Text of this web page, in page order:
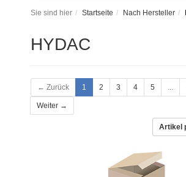
Sie sind hier Startseite Nach Hersteller
HYDAC
← Zurück 1 2 3 4 5 ...
Weiter →
Artikel